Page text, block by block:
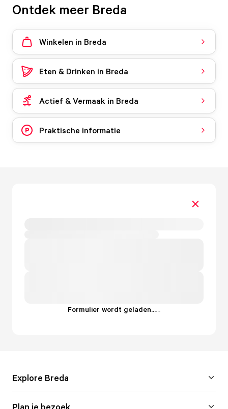
Ontdek meer Breda
Winkelen in Breda
Eten & Drinken in Breda
Actief & Vermaak in Breda
Praktische informatie
Formulier wordt geladen......
Explore Breda
Plan je bezoek